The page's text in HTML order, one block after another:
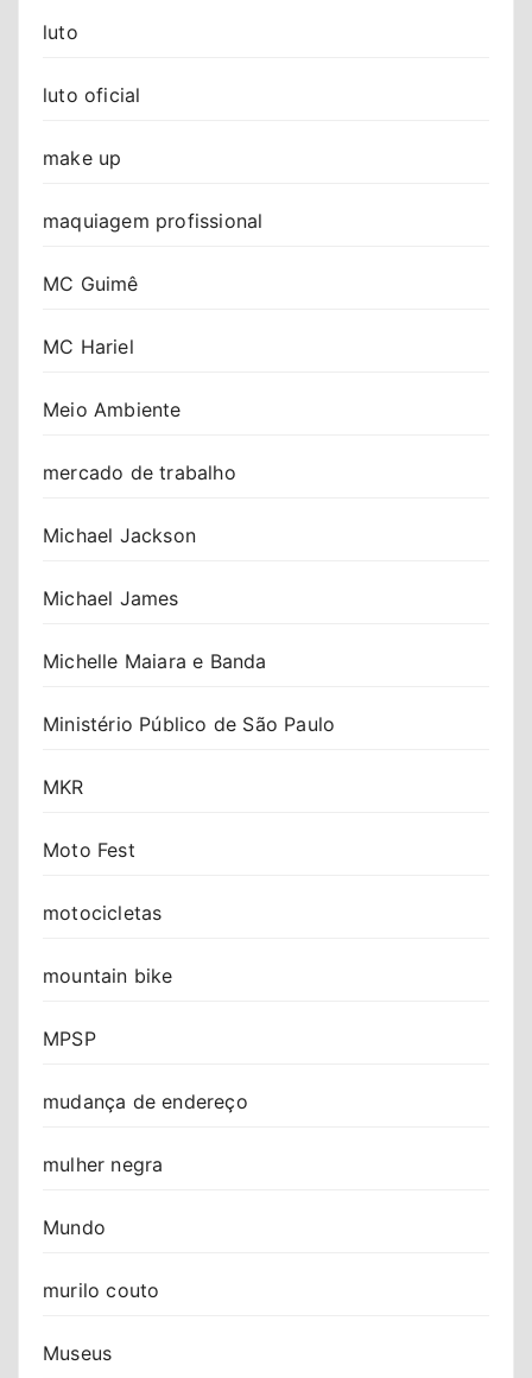
luto
luto oficial
make up
maquiagem profissional
MC Guimê
MC Hariel
Meio Ambiente
mercado de trabalho
Michael Jackson
Michael James
Michelle Maiara e Banda
Ministério Público de São Paulo
MKR
Moto Fest
motocicletas
mountain bike
MPSP
mudança de endereço
mulher negra
Mundo
murilo couto
Museus